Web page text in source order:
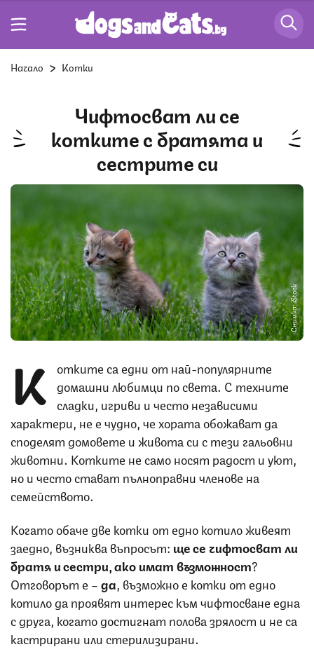
Начало Котки
Чифтосват ли се
котките с братята и
сестрите си
Снимка: iStock
К отките са едни от най-популярните
домашни любимци по света. С техните
сладки, игриви и често независими
характери, не е чудно, че хората обожават да
споделят домовете и живота си с тези гальовни
животни. Котките не само носят радост и уют,
но и често стават пълноправни членове на
семейството.
Когато обаче две котки от едно котило живеят
заедно, възниква въпросът: ще се чифтосват ли
братя и сестри, ако имат възможност?
Отговорът е –да , възможно е котки от едно
котило да проявят интерес към чифтосване една
с друга, когато достигнат полова зрялост и не са
кастрирани или стерилизирани.